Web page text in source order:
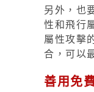
另外，也
性和飛行
屬性攻擊
合，可以
善用免